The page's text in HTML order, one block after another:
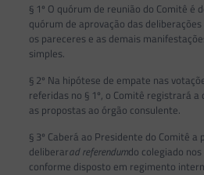
§ 1º O quórum de reunião do Comitê é
quórum de aprovação das
os pareceres e as demais
simples.
§ 2º Na hipótese de empate nas
referidas no § 1º, o Comitê registrará
as propostas ao órgão consulente.
§ 3º Caberá ao Presidente do Comitê
deliberarad referendumdo colegiado
conforme disposto em regimento